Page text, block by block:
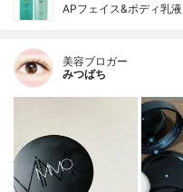
APフェイス&ボディ乳液
美容ブロガー
みつばち